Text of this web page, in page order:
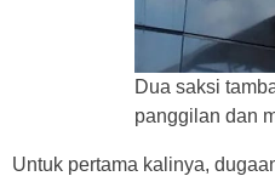
Dua saksi
panggilan dan
Untuk pertama kalinya,